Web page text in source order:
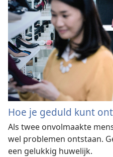
Hoe je geduld kunt
Als twee onvolmaakte
wel problemen ontstaan.
een gelukkig huwelijk.